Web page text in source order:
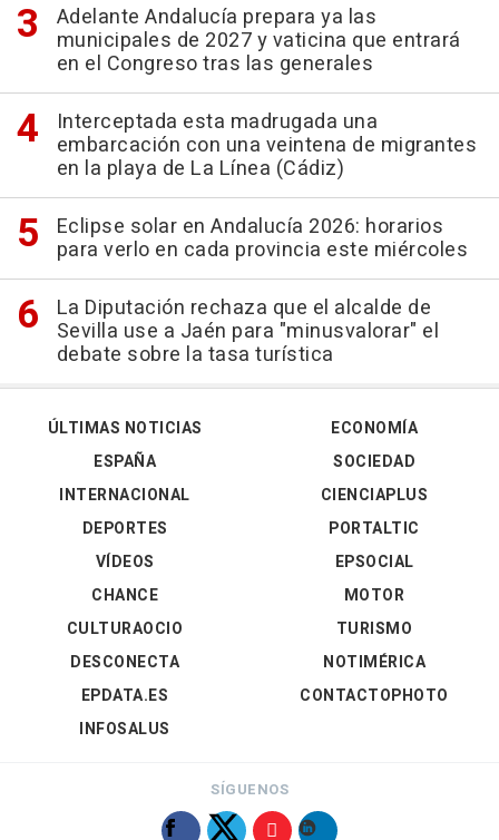
Adelante Andalucía prepara ya las
municipales de 2027 y vaticina que entrará
en el Congreso tras las generales
Interceptada esta madrugada una
embarcación con una veintena de migrantes
en la playa de La Línea (Cádiz)
Eclipse solar en Andalucía 2026: horarios
para verlo en cada provincia este miércoles
La Diputación rechaza que el alcalde de
Sevilla use a Jaén para "minusvalorar" el
debate sobre la tasa turística
ÚLTIMAS NOTICIAS
ESPAÑA
INTERNACIONAL
DEPORTES
VÍDEOS
ECONOMÍA
SOCIEDAD
CIENCIAPLUS
PORTALTIC
EPSOCIAL
CHANCE
CULTURAOCIO
DESCONECTA
EPDATA.ES
INFOSALUS
MOTOR
TURISMO
NOTIMÉRICA
CONTACTOPHOTO
SÍGUENOS